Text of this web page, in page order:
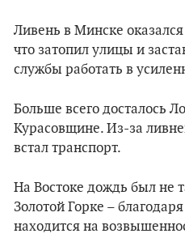
Ливень в Минске
что затопил улицы и
службы работать в
Больше всего досталось
Курасовщине. Из-за
встал транспорт.
На Востоке дождь был не
Золотой Горке –
находится на